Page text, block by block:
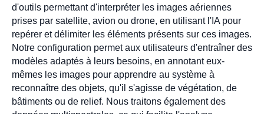
d'outils permettant d'interpréter les images aériennes
prises par satellite, avion ou drone, en utilisant l'IA pour
repérer et délimiter les éléments présents sur ces images.
Notre configuration permet aux utilisateurs d'entraîner des
modèles adaptés à leurs besoins, en annotant eux-
mêmes les images pour apprendre au système à
reconnaître des objets, qu'il s'agisse de végétation, de
bâtiments ou de relief. Nous traitons également des